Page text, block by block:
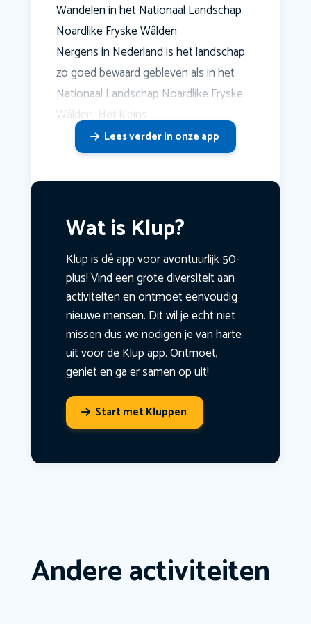
Wandelen in het Nationaal Landschap
Noardlike Fryske Wâlden
Nergens in Nederland is het landschap
zo goed bewaard gebleven als in het
Nationaal Landschap Noardlike Fryske
Wâlden. Het kleins
Lees verder in onze app
Wat is Klup?
Klup is dé app voor avontuurlijk 50-
plus! Vind een grote diversiteit aan
activiteiten en ontmoet eenvoudig
nieuwe mensen. Dit wil je echt niet
missen dus we nodigen je van harte
uit voor de Klup app. Ontmoet,
geniet en ga er samen op uit!
Start met Kluppen
Andere activiteiten